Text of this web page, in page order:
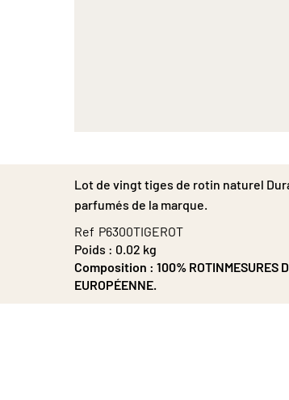
de
la
Galerie
d’images
Lot de vingt tiges de rotin naturel
parfumés de la marque.
Ref P6300TIGEROT
Poids : 0.02 kg
Composition : 100% ROTINMESURES
EUROPÉENNE.